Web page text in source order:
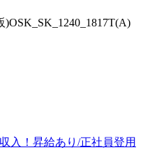
入！昇給あり/正社員登用